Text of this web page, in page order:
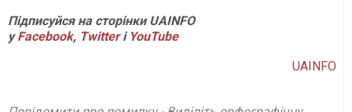
Підписуйся на сторінки UAINFO
уFacebook, Twitterі YouTube
UAINFO